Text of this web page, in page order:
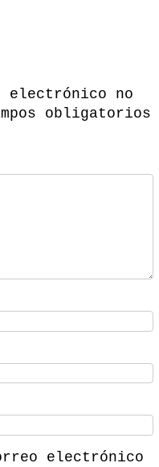
electrónico no
obligatorios
electrónico